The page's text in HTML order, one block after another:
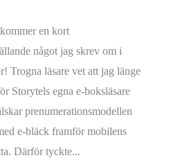
en kort
något jag skrev om i
Trogna läsare vet att jag länge
Storytels egna e-boksläsare
prenumerationsmodellen
e-bläck framför mobilens
Därför tyckte...